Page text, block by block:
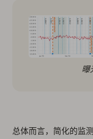
曝
总体而言，简化的监